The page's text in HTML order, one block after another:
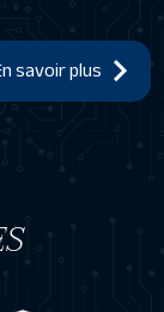
savoir plus